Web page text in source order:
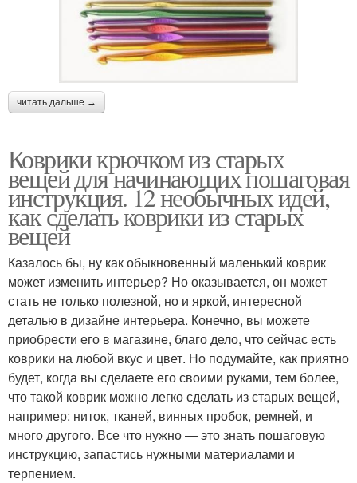
читать дальше →
Коврики крючком из старых
вещей для начинающих пошаговая
инструкция. 12 необычных идей,
как сделать коврики из старых
вещей
Казалось бы, ну как обыкновенный маленький коврик
может изменить интерьер? Но оказывается, он может
стать не только полезной, но и яркой, интересной
деталью в дизайне интерьера. Конечно, вы можете
приобрести его в магазине, благо дело, что сейчас есть
коврики на любой вкус и цвет. Но подумайте, как приятно
будет, когда вы сделаете его своими руками, тем более,
что такой коврик можно легко сделать из старых вещей,
например: ниток, тканей, винных пробок, ремней, и
много другого. Все что нужно — это знать пошаговую
инструкцию, запастись нужными материалами и
терпением.